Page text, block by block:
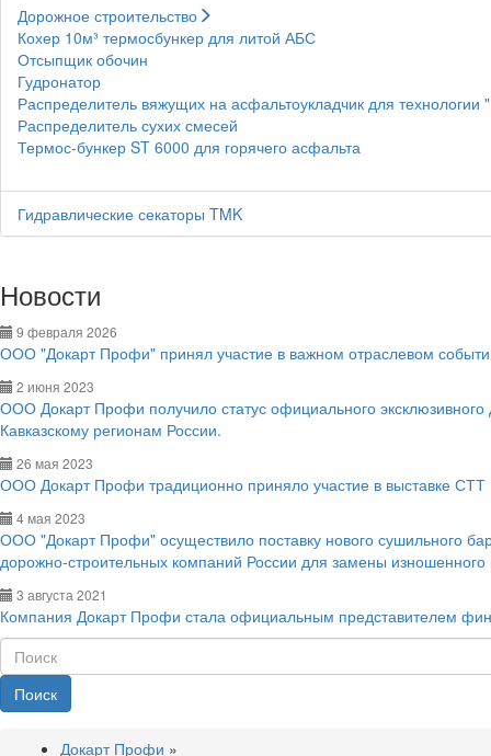
Дорожное строительство
Кохер 10м³ термосбункер для литой АБС
Отсыпщик обочин
Гудронатор
Распределитель вяжущих на асфальтоукладчик для технологии
Распределитель сухих смесей
Термос-бункер ST 6000 для горячего асфальта
Гидравлические секаторы TMK
Новости
9 февраля 2026
ООО "Докарт Профи" принял участие в важном отраслевом
2 июня 2023
ООО Докарт Профи получило статус официального
Кавказскому регионам России.
26 мая 2023
ООО Докарт Профи традиционно приняло участие в выставке СТТ
4 мая 2023
ООО "Докарт Профи" осуществило поставку нового сушильного
дорожно-строительных компаний России для замены
3 августа 2021
Компания Докарт Профи стала официальным представителем
Поиск
Докарт Профи »